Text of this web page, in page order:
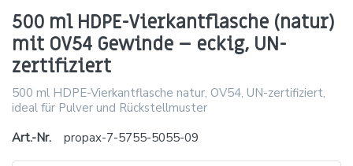
500 ml HDPE-Vierkantflasche (natur)
mit OV54 Gewinde – eckig, UN-
zertifiziert
500 ml HDPE-Vierkantflasche natur, OV54, UN-zertifiziert,
ideal für Pulver und Rückstellmuster
Art.-Nr.
propax-7-5755-5055-09